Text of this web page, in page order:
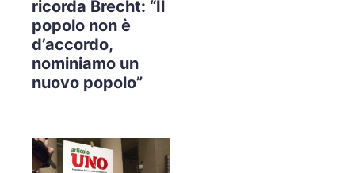
ricorda Brecht: “Il
popolo non è
d’accordo,
nominiamo un
nuovo popolo”